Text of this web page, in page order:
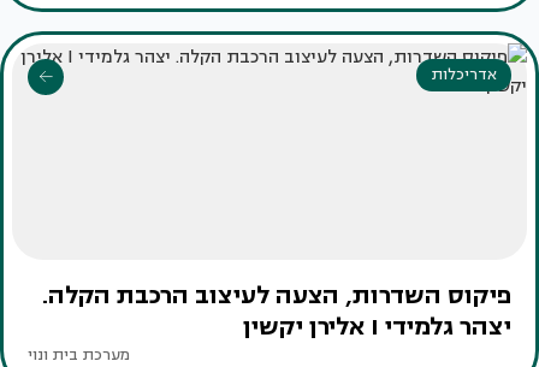
אדריכלות
פיקוס השדרות, הצעה לעיצוב הרכבת הקלה.
יצהר גלמידי I אלירן יקשין
מערכת בית ונוי